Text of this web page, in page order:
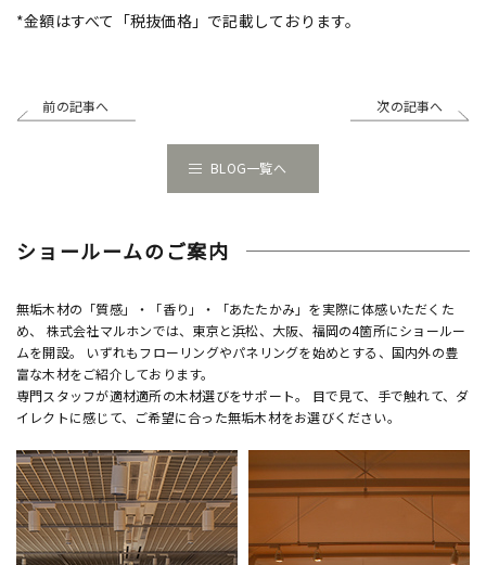
*金額はすべて「税抜価格」で記載しております。
前の記事へ 次の記事へ
BLOG一覧へ
ショールームのご案内
無垢木材の「質感」・「香り」・「あたたかみ」を実際に体感いただくた
め、 株式会社マルホンでは、東京と浜松、大阪、福岡の4箇所にショールー
ムを開設。 いずれもフローリングやパネリングを始めとする、国内外の豊
富な木材をご紹介しております。
専門スタッフが適材適所の木材選びをサポート。 目で見て、手で触れて、ダ
イレクトに感じて、ご希望に合った無垢木材をお選びください。